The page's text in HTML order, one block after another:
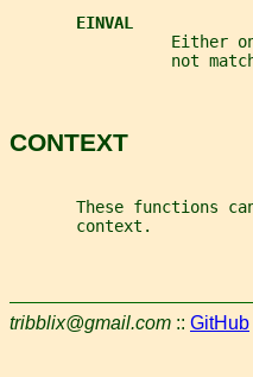
EINVAL
Either
not
CONTEXT
These functions
       context.
tribblix@gmail.com :: GitHub